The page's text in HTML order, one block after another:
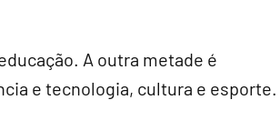
A outra metade é
e tecnologia, cultura e esporte.